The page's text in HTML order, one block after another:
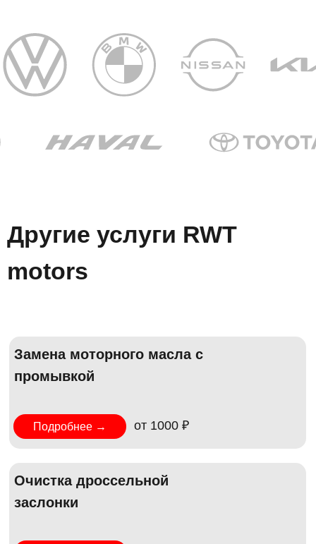
Другие услуги RWT
motors
Подробнее → от 1000 ₽
Замена моторного масла с
промывкой
Очистка дроссельной
заслонки